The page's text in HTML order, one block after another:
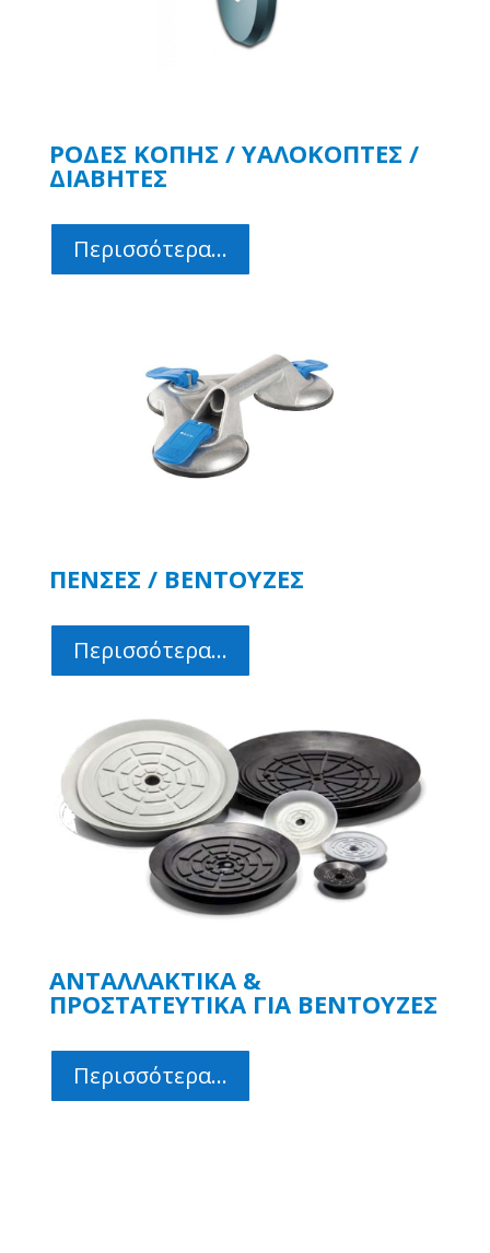
ΡΟΔΕΣ ΚΟΠΗΣ / ΥΑΛΟΚΟΠΤΕΣ /
ΔΙΑΒΗΤΕΣ
Περισσότερα...
ΠΕΝΣΕΣ / ΒΕΝΤΟΥΖΕΣ
Περισσότερα...
ΑΝΤΑΛΛΑΚΤΙΚΑ &
ΠΡΟΣΤΑΤΕΥΤΙΚΑ ΓΙΑ ΒΕΝΤΟΥΖΕΣ
Περισσότερα...